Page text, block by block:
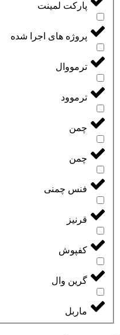
پارکت لمینت
پروژه های اجرا شده
ترمووال
ترموود
چمن
چمن
فنس چمنی
قرنیز
کفپوش
گرین وال
ماربل